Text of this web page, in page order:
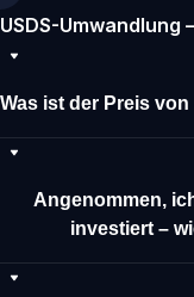
USDS-Umwandlung
Was ist der Preis von
Angenommen,
investiert –